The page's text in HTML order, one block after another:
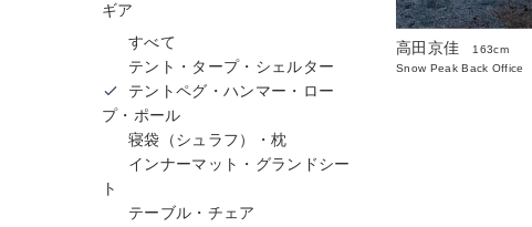
ギア
すべて
テント・タープ・シェルター
テントペグ・ハンマー・ロー
プ・ポール
寝袋（シュラフ）・枕
インナーマット・グランドシー
ト
テーブル・チェア
高田京佳
163cm
Snow Peak Back Office